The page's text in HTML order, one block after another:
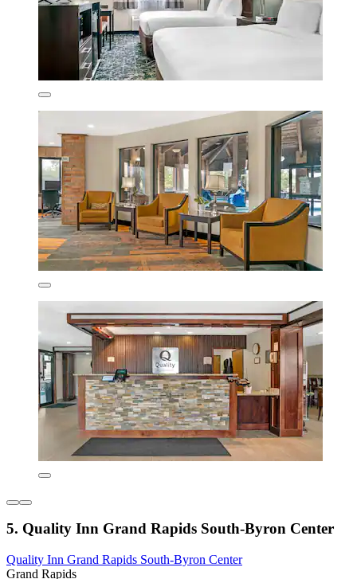
5. Quality Inn Grand Rapids South-Byron Center
Quality Inn Grand Rapids South-Byron Center
Grand Rapids